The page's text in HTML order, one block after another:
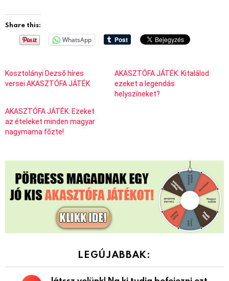
Share this:
WhatsApp
Kosztolányi Dezső híres
versei AKASZTÓFA JÁTÉK
AKASZTÓFA JÁTÉK: Kitalálod
ezeket a legendás
helyszíneket?
AKASZTÓFA JÁTÉK: Ezeket
az ételeket minden magyar
nagymama főzte!
LEGÚJABBAK: